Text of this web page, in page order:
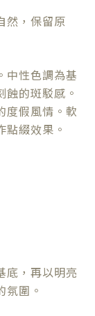
然，保留原
中性色調為基
的斑駁感。
度假風情。軟
綴效果。
底，再以明亮
圍。